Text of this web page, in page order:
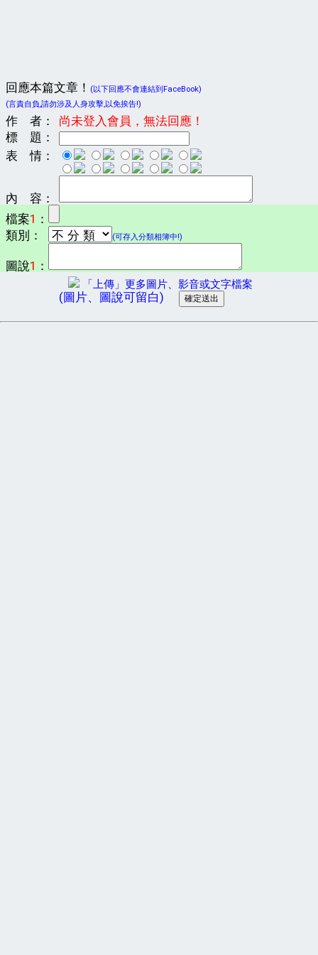
回應本篇文章！
(以下回應不會連結到FaceBook)
(言責自負,請勿涉及人身攻擊,以免挨告!)
作 者：
尚未登入會員，無法回應！
標 題：
表 情：
內 容：
檔案1 ：
類別：
(可存入分類相簿中!)
圖說1 ：
「上傳」更多圖片、影音或文字檔案
(圖片、圖說可留白)